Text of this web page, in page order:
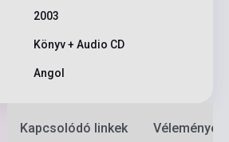
2003
Könyv + Audio CD
Angol
Kapcsolódó linkek Vélemények